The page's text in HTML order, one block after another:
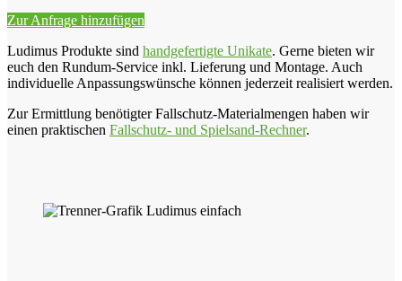
Zur Anfrage hinzufügen
Ludimus Produkte sind handgefertigte Unikate. Gerne bieten wir
euch den Rundum-Service inkl. Lieferung und Montage. Auch
individuelle Anpassungswünsche können jederzeit realisiert werden.
Zur Ermittlung benötigter Fallschutz-Materialmengen haben wir
einen praktischen Fallschutz- und Spielsand-Rechner.